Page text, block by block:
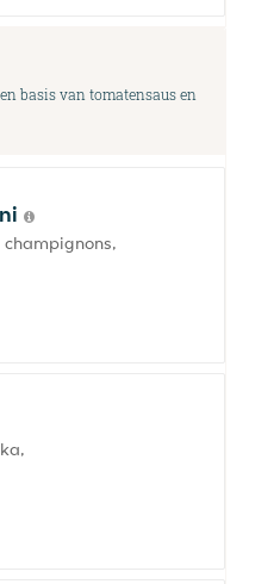
basis van tomatensaus en